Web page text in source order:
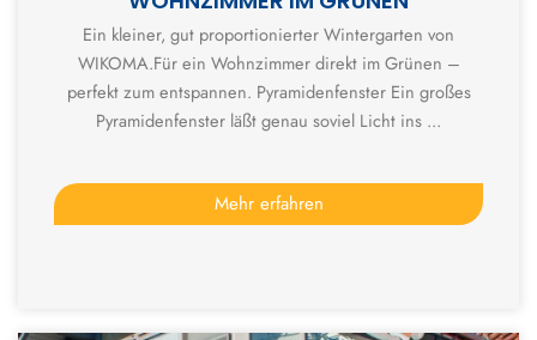
Ein kleiner, gut proportionierter Wintergarten von
WIKOMA.Für ein Wohnzimmer direkt im Grünen –
perfekt zum entspannen. Pyramidenfenster Ein großes
Pyramidenfenster läßt genau soviel Licht ins ...
Mehr erfahren